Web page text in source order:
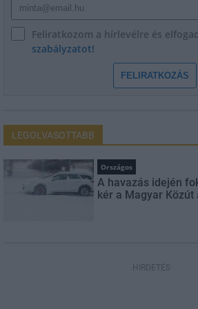
Feliratkozom a hírlevélre és
szabályzatot!
FELIRATKOZÁS
LEGOLVASOTTABB
Országos
A havazás idején
kér a Magyar Közút
HIRDETÉS